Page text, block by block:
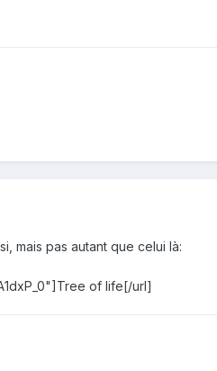
mais pas autant que celui là:
of life[/url]